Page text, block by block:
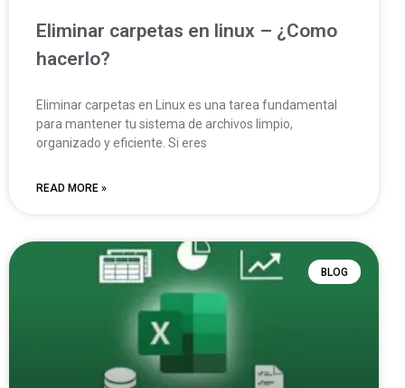
Eliminar carpetas en linux – ¿Como
hacerlo?
Eliminar carpetas en Linux es una tarea fundamental
para mantener tu sistema de archivos limpio,
organizado y eficiente. Si eres
READ MORE »
BLOG